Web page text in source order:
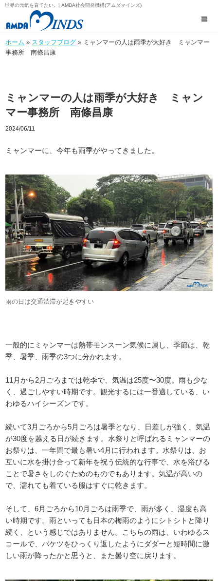
世界の元気を育てたい。| AMDA社会開発機構(アムダマインズ)
ホーム » スタッフブログ » ミャンマーの人は雨季が大好き ミャンマー
事務所 南條昌康
ミャンマーの人は雨季が大好き ミャン
マー事務所 南條昌康
2024/06/11
ミャンマーに、今年も雨季がやってきました。
雨の日は交通渋滞が起きやすい
一般的にミャンマーは熱帯モンスーン気候に属し、季節は、乾
季、暑季、雨季の3つに分かれます。
11月から2月ごろまでは乾季で、気温は25度〜30度。雨も少な
く、過ごしやすい時期です。観光するには一番適している、い
わゆるハイシーズンです。
続いて3月ごろから5月ごろは暑季となり、日差しが強く、気温
が30度を越える日が続きます。水祭りと呼ばれるミャンマーの
お祭りは、一年間で最も暑い4月に行われます。水祭りは、お
互いに水を掛け合って新年を祝う伝統的な行事で、水を浴びる
ことで暑さをしのぐためのものでもあります。気温が高いの
で、濡れても着ている服はすぐに乾きます。
そして、6月ごろから10月ごろは雨季で、雨が多く、湿度も高
い時期です。雨といっても日本の梅雨のようにシトシトと降り
続く、という感じではありません。こちらの雨は、いわゆるス
コールで、バケツをひっくり返したようにダダーと短時間に激
しい雨が降ったかと思うと、また曇り空に戻ります。